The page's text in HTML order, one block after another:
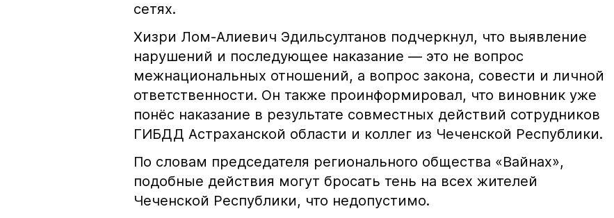
сетях.
Хизри Лом-Алиевич Эдильсултанов подчеркнул, что выявление
нарушений и последующее наказание — это не вопрос
межнациональных отношений, а вопрос закона, совести и личной
ответственности. Он также проинформировал, что виновник уже
понёс наказание в результате совместных действий сотрудников
ГИБДД Астраханской области и коллег из Чеченской Республики.
По словам председателя регионального общества «Вайнах»,
подобные действия могут бросать тень на всех жителей
Чеченской Республики, что недопустимо.